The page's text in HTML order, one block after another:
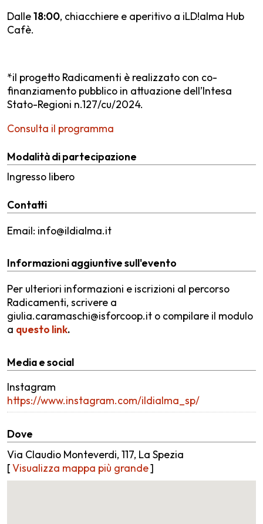
Dalle18:00, chiacchiere e aperitivo a iLD!alma Hub
Cafè.
*il progetto Radicamenti è realizzato con co-
finanziamento pubblico in attuazione dell’Intesa
Stato-Regioni n.127/cu/2024.
Consulta il programma
Modalità di partecipazione
Ingresso libero
Contatti
Email: info@ildialma.it
Informazioni aggiuntive sull'evento
Per ulteriori informazioni e iscrizioni al percorso
Radicamenti, scrivere a
giulia.caramaschi@isforcoop.it o compilare il modulo
a questo link.
Media e social
Instagram
https://www.instagram.com/ildialma_sp/
Dove
Via Claudio Monteverdi, 117, La Spezia
[Visualizza mappa più grande]